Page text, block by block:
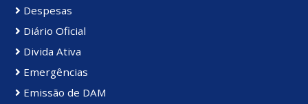
Despesas
Diário Oficial
Divida Ativa
Emergências
Emissão de DAM